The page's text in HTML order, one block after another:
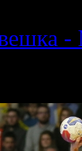
-